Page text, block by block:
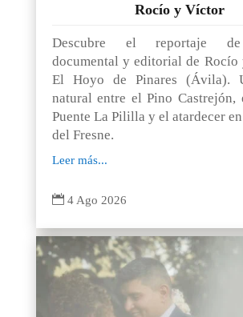
Rocío y Víctor
Descubre el reportaje de
documental y editorial de
El Hoyo de Pinares (Ávila).
natural entre el Pino Castrejón,
Puente La Pililla y el atardecer
del Fresne.
Leer más...
 4 Ago 2026